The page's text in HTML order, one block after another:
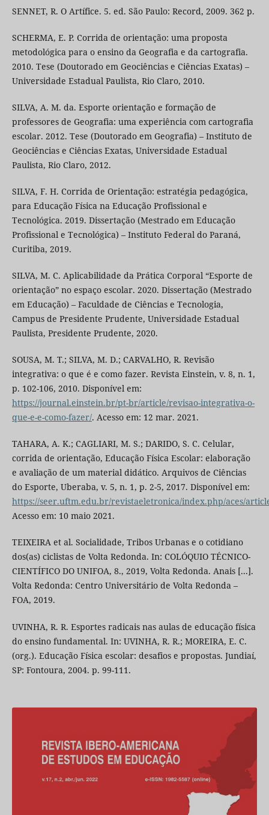
SENNET, R. O Artífice. 5. ed. São Paulo: Record, 2009. 362 p.
SCHERMA, E. P. Corrida de orientação: uma proposta
metodológica para o ensino da Geografia e da cartografia.
2010. Tese (Doutorado em Geociências e Ciências Exatas) –
Universidade Estadual Paulista, Rio Claro, 2010.
SILVA, A. M. da. Esporte orientação e formação de
professores de Geografia: uma experiência com cartografia
escolar. 2012. Tese (Doutorado em Geografia) – Instituto de
Geociências e Ciências Exatas, Universidade Estadual
Paulista, Rio Claro, 2012.
SILVA, F. H. Corrida de Orientação: estratégia pedagógica,
para Educação Física na Educação Profissional e
Tecnológica. 2019. Dissertação (Mestrado em Educação
Profissional e Tecnológica) – Instituto Federal do Paraná,
Curitiba, 2019.
SILVA, M. C. Aplicabilidade da Prática Corporal “Esporte de
orientação” no espaço escolar. 2020. Dissertação (Mestrado
em Educação) – Faculdade de Ciências e Tecnologia,
Campus de Presidente Prudente, Universidade Estadual
Paulista, Presidente Prudente, 2020.
SOUSA, M. T.; SILVA, M. D.; CARVALHO, R. Revisão
integrativa: o que é e como fazer. Revista Einstein, v. 8, n. 1,
p. 102-106, 2010. Disponível em:
https://journal.einstein.br/pt-br/article/revisao-integrativa-o-
que-e-e-como-fazer/. Acesso em: 12 mar. 2021.
TAHARA, A. K.; CAGLIARI, M. S.; DARIDO, S. C. Celular,
corrida de orientação, Educação Física Escolar: elaboração
e avaliação de um material didático. Arquivos de Ciências
do Esporte, Uberaba, v. 5, n. 1, p. 2-5, 2017. Disponível em:
https://seer.uftm.edu.br/revistaeletronica/index.php/aces/
Acesso em: 10 maio 2021.
TEIXEIRA et al. Socialidade, Tribos Urbanas e o cotidiano
dos(as) ciclistas de Volta Redonda. In: COLÓQUIO TÉCNICO-
CIENTÍFICO DO UNIFOA, 8., 2019, Volta Redonda. Anais [...].
Volta Redonda: Centro Universitário de Volta Redonda –
FOA, 2019.
UVINHA, R. R. Esportes radicais nas aulas de educação física
do ensino fundamental. In: UVINHA, R. R.; MOREIRA, E. C.
(org.). Educação Física escolar: desafios e propostas. Jundiaí,
SP: Fontoura, 2004. p. 99-111.